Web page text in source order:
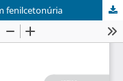
fenilcetonúria